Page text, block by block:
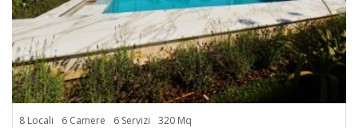
8 Locali 6 Camere 6 Servizi 320 Mq